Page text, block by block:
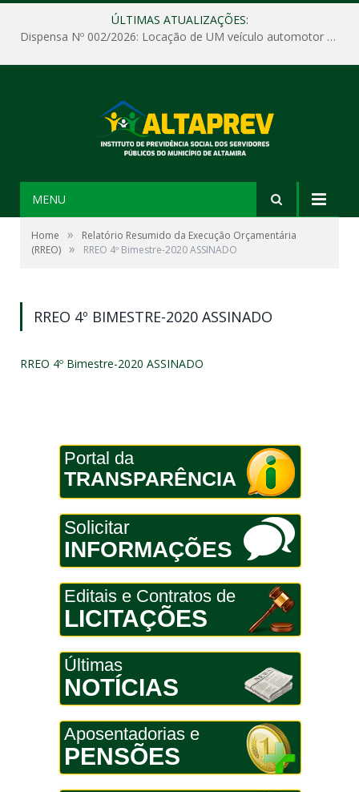
ÚLTIMAS ATUALIZAÇÕES:
Dispensa Nº 002/2026: Locação de UM veículo automotor sem motorista, tipo passeio, com seguro total e quilometragem livre, para atender as demandas operacionais e administrativas do Instituto de Previdência Social dos Servidores Públicos do Município de Altamira – PA – ALTAPREV.
MENU
Home »
Relatório Resumido da Execução Orçamentária
(RREO) » RREO 4º Bimestre-2020 ASSINADO
RREO 4º BIMESTRE-2020 ASSINADO
RREO 4º Bimestre-2020 ASSINADO
Portal da
TRANSPARÊNCIA
Solicitar
INFORMAÇÕES
Editais e Contratos de
LICITAÇÕES
Últimas
NOTÍCIAS
Aposentadorias e
PENSÕES